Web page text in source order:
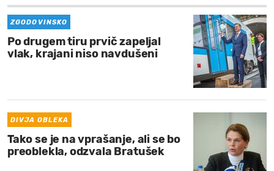
FESTIVAL ZA
E-
ODNOSI
HOROSKOP
SEM
NA
IZ
POD
NA
ŽURNAL
ZGODOVINSKO
Po drugem tiru prvič zapeljal
vlak, krajani niso navdušeni
DIVJA OBLEKA
Tako se je na vprašanje, ali se bo
preoblekla, odzvala Bratušek